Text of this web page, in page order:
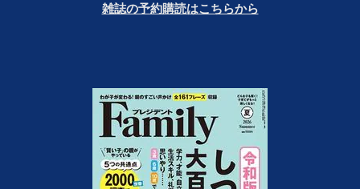
雑誌の予約購読はこちらから